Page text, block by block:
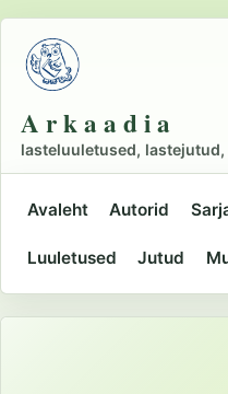
Liigu
põhisisu
juurde
A r k a a d i a
lasteluuletused,
Peamine
navigatsioon
Avaleht Autorid
Luuletused Jutud